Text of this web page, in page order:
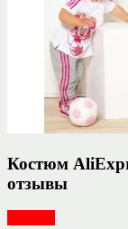
Костюм
отзывы